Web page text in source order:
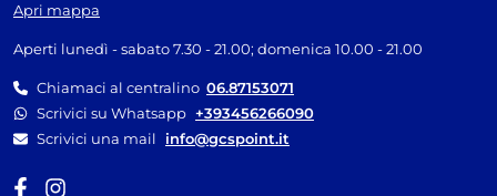
Apri mappa
Aperti lunedì - sabato 7.30 - 21.00; domenica 10.00 - 21.00
Chiamaci al centralino 06.87153071
Scrivici su Whatsapp +393456266090
Scrivici una mail
info@gcspoint.it